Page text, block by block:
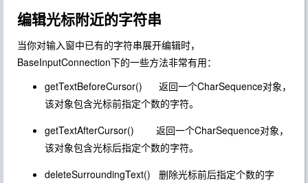
编辑光标附近的字符串
当你对输入窗中已有的字符串展开编辑时，
BaseInputConnection下的一些方法非常有用：
getTextBeforeCursor() 返回一个CharSequence对象，
该对象包含光标前指定个数的字符。
getTextAfterCursor() 返回一个CharSequence对象，
该对象包含光标后指定个数的字符。
deleteSurroundingText() 删除光标前后指定个数的字